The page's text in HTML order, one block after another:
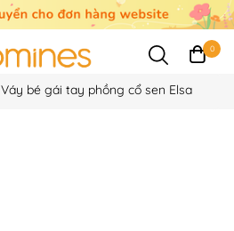
0
Váy bé gái tay phồng cổ sen Elsa